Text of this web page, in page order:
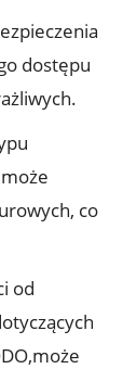
dostępu
​co
od